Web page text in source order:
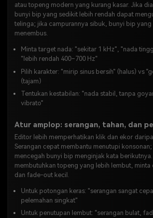
atau topeng modern yang kurang kasar. Jika
bunyi bip yang sedikit lebih rendah dapat
telinga; jika campurannya sibuk, bunyi bip
menembus.
Minta target nada: "sekitar 1 kHz", "nada
"lebih rendah 400–700 Hz"
Pilih karakter: "mirip sinus bersih" (halus) vs
(tajam)
Tentukan kestabilan: "nada stabil, tanpa
vibrato"
Atur amplop: serangan, tahan, dan
Editor lebih memperhatikan klik dan ekor
Serangan cepat membantu menutupi
mencegah bunyi bip menginjak kata
membutuhkan topeng yang lebih lembut, minta
dan fade-out kecil.
Untuk potongan keras: "serangan sangat
pelemahan singkat"
Untuk penutupan lembut: "serangan bulat,